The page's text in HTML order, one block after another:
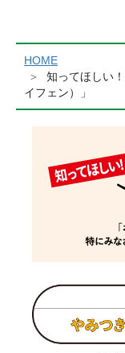
HOME
知ってほしい
イフェン）」